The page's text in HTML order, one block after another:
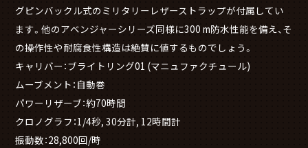
グピンバックル式のミリタリーレザーストラップが付属してい
ます。他のアベンジャーシリーズ同様に300 m防水性能を備え、そ
の操作性や耐腐食性構造は絶賛に値するものでしょう。
キャリバー：ブライトリング01 (マニュファクチュール)
ムーブメント：自動巻
パワーリザーブ：約70時間
クロノグラフ：1/4秒, 30分計, 12時間計
振動数：28,800回/時